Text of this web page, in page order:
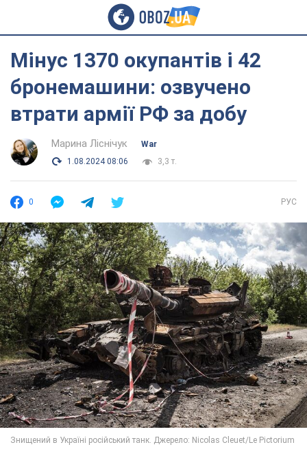
Мінус 1370 окупантів і 42
бронемашини: озвучено
втрати армії РФ за добу
Марина Ліснічук
War
1.08.2024 08:06
3,3 т.
0 РУС